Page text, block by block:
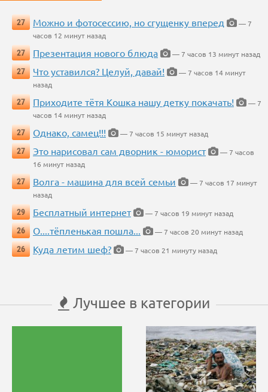
27 Можно и фотосессию, но сгущенку вперед
— 7
часов 12 минут назад
27
Презентация нового блюда
— 7 часов 13 минут назад
27
Что уставился? Целуй, давай!
— 7 часов 14 минут
назад
27
Приходите тётя Кошка нашу детку покачать!
— 7
часов 14 минут назад
27
Однако, самец!!!
— 7 часов 15 минут назад
27
Это нарисовал сам дворник - юморист
— 7 часов
16 минут назад
27
Волга - машина для всей семьи
— 7 часов 17 минут
назад
29
Бесплатный интернет
— 7 часов 19 минут назад
26
О....тёпленькая пошла...
— 7 часов 20 минут назад
26
Куда летим шеф? — 7 часов 21 минуту назад
Лучшее в категории